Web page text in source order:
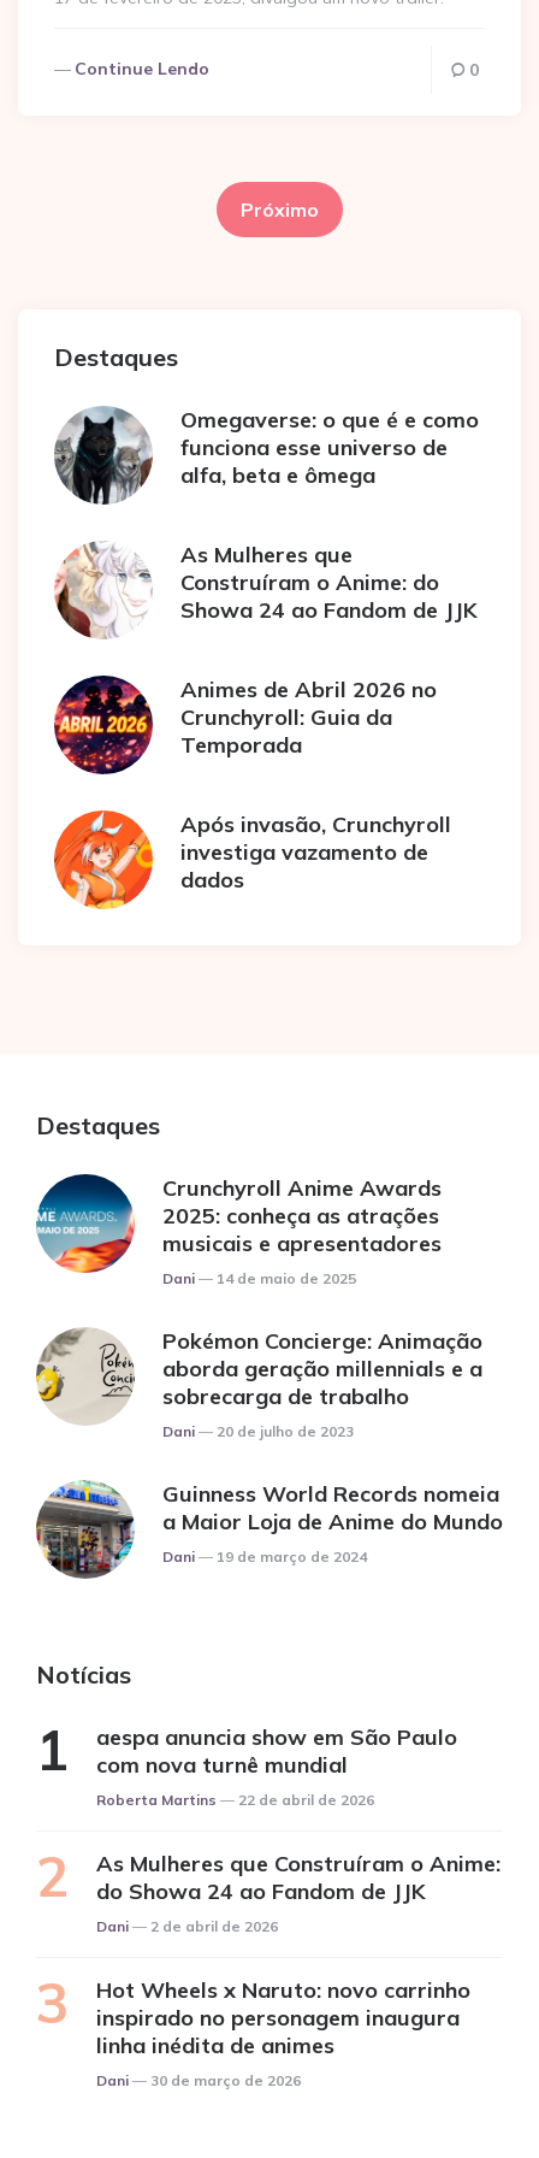
Continue Lendo 0
Próximo
Destaques
Omegaverse: o que é e como
funciona esse universo de
alfa, beta e ômega
As Mulheres que
Construíram o Anime: do
Showa 24 ao Fandom de JJK
Animes de Abril 2026 no
Crunchyroll: Guia da
Temporada
Após invasão, Crunchyroll
investiga vazamento de
dados
Destaques
Crunchyroll Anime Awards
2025: conheça as atrações
musicais e apresentadores
Posted
Dani 14 de maio de 2025
Pokémon Concierge: Animação
aborda geração millennials e a
sobrecarga de trabalho
Posted
Dani 20 de julho de 2023
Guinness World Records nomeia
a Maior Loja de Anime do Mundo
Posted
Dani 19 de março de 2024
Notícias
aespa anuncia show em São Paulo
com nova turnê mundial
Posted
Roberta Martins 22 de abril de 2026
As Mulheres que Construíram o Anime:
do Showa 24 ao Fandom de JJK
Posted
Dani 2 de abril de 2026
Hot Wheels x Naruto: novo carrinho
inspirado no personagem inaugura
linha inédita de animes
Posted
Dani 30 de março de 2026